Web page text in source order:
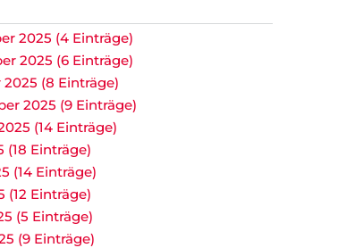
2025 (4 Einträge)
2025 (6 Einträge)
(8 Einträge)
2025 (9 Einträge)
(14 Einträge)
(18 Einträge)
(14 Einträge)
(12 Einträge)
(5 Einträge)
(9 Einträge)